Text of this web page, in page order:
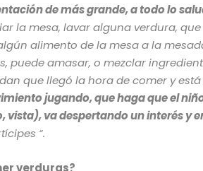
de más grande, a todo lo
la mesa, lavar alguna verdura,
alimento de la mesa a la
amasar, o mezclar
que llegó la hora de comer y
jugando, que haga que el
vista), va despertando un interés y
“.
verduras?